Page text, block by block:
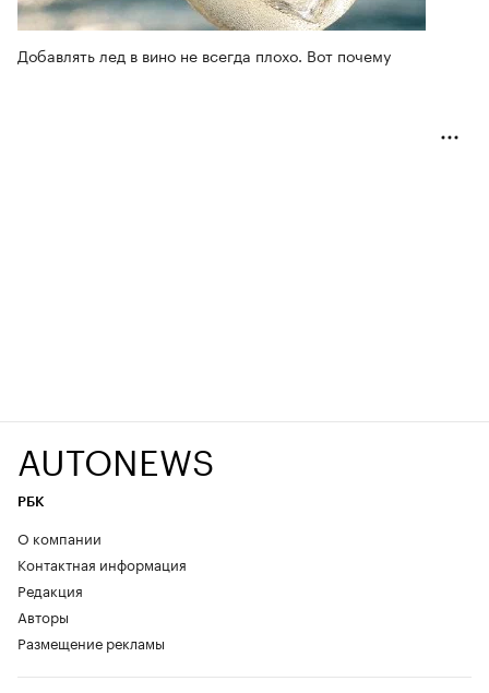
Добавлять лед в вино не всегда плохо. Вот почему
AUTONEWS
РБК
О компании
Контактная информация
Редакция
Авторы
Размещение рекламы